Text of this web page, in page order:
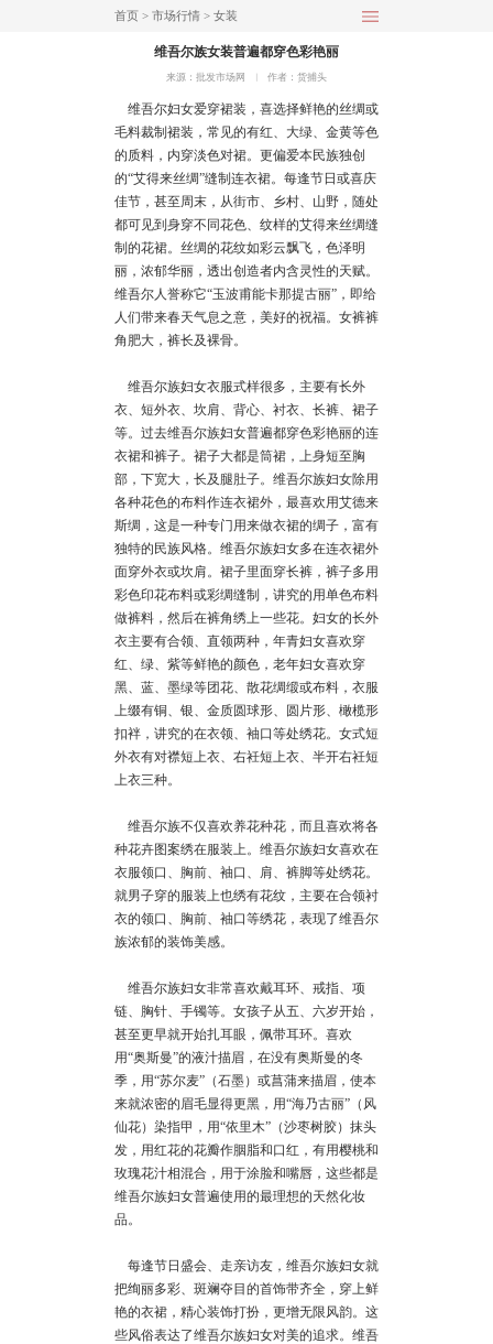
首页> 市场行情> 女装
维吾尔族女装普遍都穿色彩艳丽
来源：批发市场网 作者：货捕头
维吾尔妇女爱穿裙装，喜选择鲜艳的丝绸或
毛料裁制裙装，常见的有红、大绿、金黄等色
的质料，内穿淡色对裙。更偏爱本民族独创
的“艾得来丝绸”缝制连衣裙。每逢节日或喜庆
佳节，甚至周末，从街市、乡村、山野，随处
都可见到身穿不同花色、纹样的艾得来丝绸缝
制的花裙。丝绸的花纹如彩云飘飞，色泽明
丽，浓郁华丽，透出创造者内含灵性的天赋。
维吾尔人誉称它“玉波甫能卡那提古丽”，即给
人们带来春天气息之意，美好的祝福。女裤裤
角肥大，裤长及裸骨。
维吾尔族妇女衣服式样很多，主要有长外
衣、短外衣、坎肩、背心、衬衣、长裤、裙子
等。过去维吾尔族妇女普遍都穿色彩艳丽的连
衣裙和裤子。裙子大都是筒裙，上身短至胸
部，下宽大，长及腿肚子。维吾尔族妇女除用
各种花色的布料作连衣裙外，最喜欢用艾德来
斯绸，这是一种专门用来做衣裙的绸子，富有
独特的民族风格。维吾尔族妇女多在连衣裙外
面穿外衣或坎肩。裙子里面穿长裤，裤子多用
彩色印花布料或彩绸缝制，讲究的用单色布料
做裤料，然后在裤角绣上一些花。妇女的长外
衣主要有合领、直领两种，年青妇女喜欢穿
红、绿、紫等鲜艳的颜色，老年妇女喜欢穿
黑、蓝、墨绿等团花、散花绸缎或布料，衣服
上缀有铜、银、金质圆球形、圆片形、橄榄形
扣袢，讲究的在衣领、袖口等处绣花。女式短
外衣有对襟短上衣、右衽短上衣、半开右衽短
上衣三种。
维吾尔族不仅喜欢养花种花，而且喜欢将各
种花卉图案绣在服装上。维吾尔族妇女喜欢在
衣服领口、胸前、袖口、肩、裤脚等处绣花。
就男子穿的服装上也绣有花纹，主要在合领衬
衣的领口、胸前、袖口等绣花，表现了维吾尔
族浓郁的装饰美感。
维吾尔族妇女非常喜欢戴耳环、戒指、项
链、胸针、手镯等。女孩子从五、六岁开始，
甚至更早就开始扎耳眼，佩带耳环。喜欢
用“奥斯曼”的液汁描眉，在没有奥斯曼的冬
季，用“苏尔麦”（石墨）或菖蒲来描眉，使本
来就浓密的眉毛显得更黑，用“海乃古丽”（风
仙花）染指甲，用“依里木”（沙枣树胶）抹头
发，用红花的花瓣作胭脂和口红，有用樱桃和
玫瑰花汁相混合，用于涂脸和嘴唇，这些都是
维吾尔族妇女普遍使用的最理想的天然化妆
品。
每逢节日盛会、走亲访友，维吾尔族妇女就
把绚丽多彩、斑斓夺目的首饰带齐全，穿上鲜
艳的衣裙，精心装饰打扮，更增无限风韵。这
些风俗表达了维吾尔族妇女对美的追求。维吾